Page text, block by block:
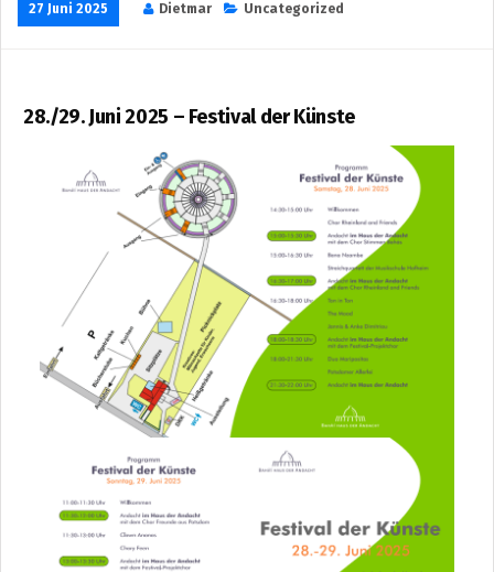
27 Juni 2025 Dietmar Uncategorized
28./29. Juni 2025 – Festival der Künste